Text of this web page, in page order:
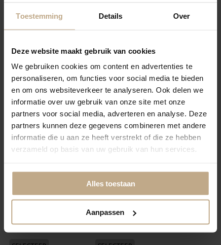
Toestemming Details Over
Deze website maakt gebruik van cookies
We gebruiken cookies om content en advertenties te
personaliseren, om functies voor social media te bieden
en om ons websiteverkeer te analyseren. Ook delen we
informatie over uw gebruik van onze site met onze
partners voor social media, adverteren en analyse. Deze
partners kunnen deze gegevens combineren met andere
informatie die u aan ze heeft verstrekt of die ze hebben
verzameld op basis van uw gebruik van hun services.
Alles toestaan
Aanpassen
SELECTEER SELECTEER
Banderen Blind gestikt
SELECTEER
Festonneren garen
wol/nylon
SELECTEER
Festonneren visdraad
(transparant)
Volumeren + vilt
onderzijde